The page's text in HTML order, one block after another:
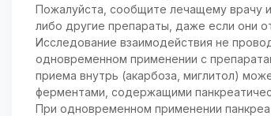
Пожалуйста, сообщите лечащему врачу
либо другие препараты, даже если они
Исследование взаимодействия не
одновременном применении с
приема внутрь (акарбоза, миглитол)
ферментами, содержащими
При одновременном применении